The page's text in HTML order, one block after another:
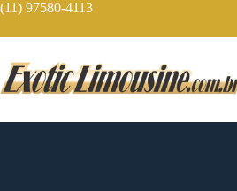
Skip
content
(11) 97580-4113